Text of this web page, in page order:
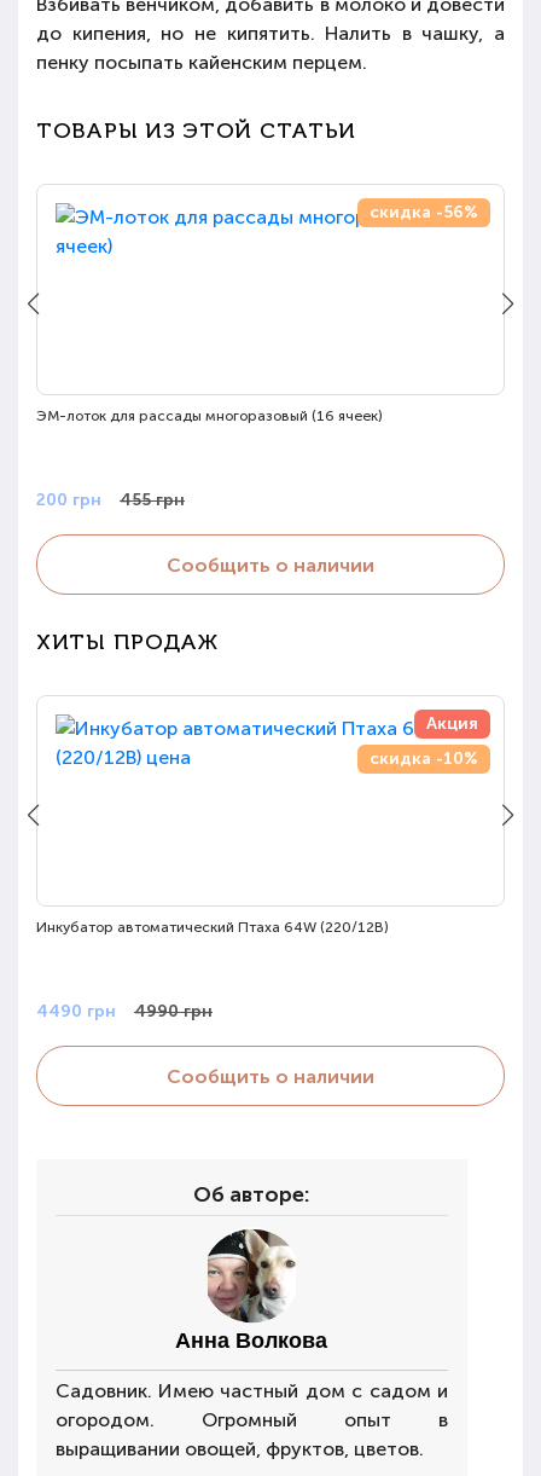
до кипения, но не кипятить. Налить в чашку, а
пенку посыпать кайенским перцем.
ТОВАРЫ ИЗ ЭТОЙ СТАТЬИ
скидка -56%
ЭМ-лоток для рассады многоразовый (16 ячеек)
200 грн 455 грн
Сообщить о наличии
ХИТЫ ПРОДАЖ
Акция
скидка -10%
Инкубатор автоматический Птаха 64W (220/12В)
4490 грн 4990 грн
Сообщить о наличии
Об авторе:
Анна Волкова
Садовник. Имею частный дом с садом и
огородом. Огромный опыт в
выращивании овощей, фруктов, цветов.